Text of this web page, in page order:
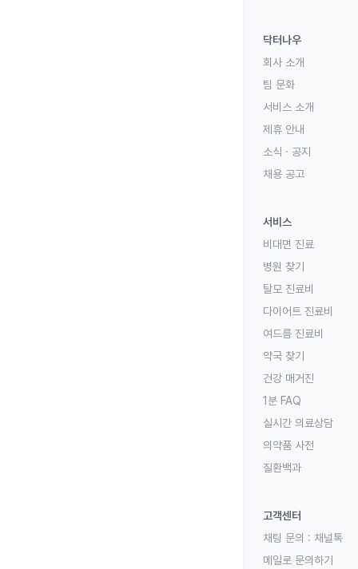
닥터나우
회사 소개
팀 문화
서비스 소개
제휴 안내
소식 · 공지
채용 공고
서비스
비대면 진료
병원 찾기
탈모 진료비
다이어트 진료비
여드름 진료비
약국 찾기
건강 매거진
1분 FAQ
실시간 의료상담
의약품 사전
질환백과
고객센터
채팅 문의 : 채널톡
메일로 문의하기